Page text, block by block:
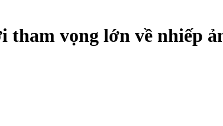
vọng lớn về nhiếp